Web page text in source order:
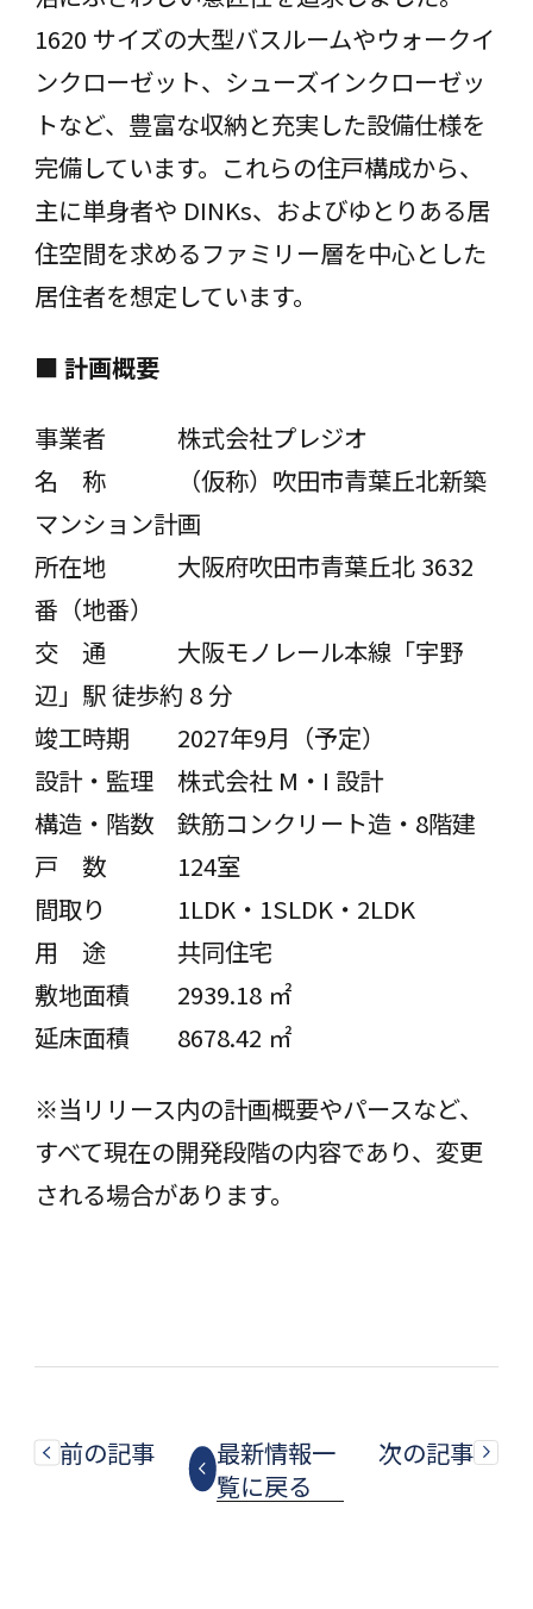
1620 サイズの⼤型バスルームやウォークイ
ンクローゼット、シューズインクローゼッ
トなど、豊富な収納と充実した設備仕様を
完備しています。これらの住⼾構成から、
主に単身者や DINKs、およびゆとりある居
住空間を求めるファミリー層を中心とした
居住者を想定しています。
■ 計画概要
事業者 株式会社プレジオ
名 称 （仮称）吹⽥市⻘葉丘北新築
マンション計画
所在地 ⼤阪府吹⽥市⻘葉丘北 3632
番（地番）
交 通 ⼤阪モノレール本線「宇野
辺」駅 徒歩約 8 分
竣工時期 2027年9月（予定）
設計・監理 株式会社 M・I 設計
構造・階数 鉄筋コンクリート造・8階建
戸 数 124室
間取り 1LDK・1SLDK・2LDK
用 途 共同住宅
敷地面積 2939.18 ㎡
延床面積 8678.42 ㎡
※当リリース内の計画概要やパースなど、
すべて現在の開発段階の内容であり、変更
される場合があります。
前の記事
最新情報一
覧に戻る
次の記事